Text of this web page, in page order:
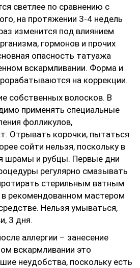
светлее по сравнению с
на протяжении 3-4 недель
изменится под влиянием
гормонов и прочих
опасность татуажа
вскармливании. Форма и
на коррекции.
собственных волосков. В
применять специальные
фолликулов,
Отрывать корочки, пытаться
сойти нельзя, поскольку в
шрамы и рубцы. Первые дни
регулярно смазывать
стерильным ватным
рекомендованном мастером
Нельзя умываться,
3 дня.
аллергии – занесение
вскармливании это
неудобства, поскольку есть